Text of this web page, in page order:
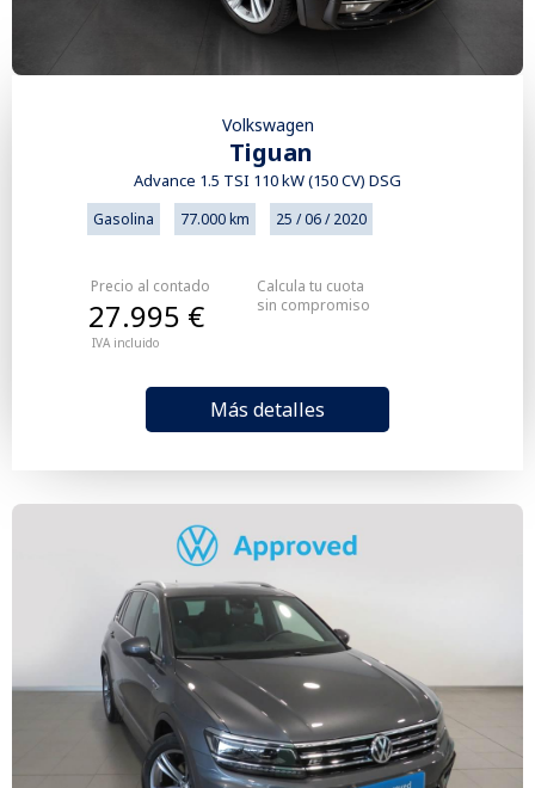
Volkswagen
Tiguan
Advance 1.5 TSI 110 kW (150 CV) DSG
Gasolina 77.000 km 25 / 06 / 2020
Precio al contado
IVA incluido
27.995 €
Más detalles
Calcula tu cuota
sin compromiso